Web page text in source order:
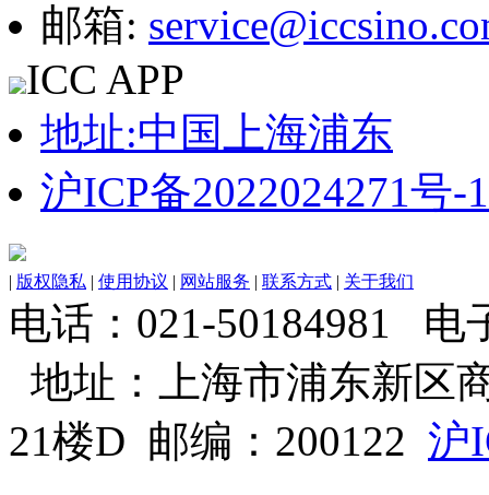
邮箱:
ICC APP
地址:中国上海浦东
沪ICP备2022024271号-1
| 版权隐私 | 使用协议 | 网站服务 | 联系方式 | 关于我们
电话：021-50184981 电
地址：上海市浦东新区
21楼D 邮编：200122 沪